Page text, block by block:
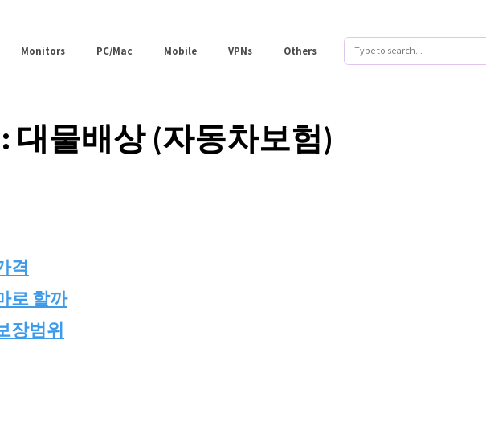
Monitors PC/Mac Mobile VPNs Others
대물배상 (자동차보험)
격
로 할까
장범위